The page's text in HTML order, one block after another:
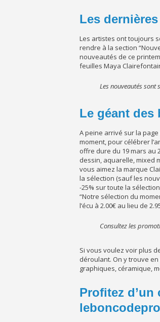
Les
Les artistes ont toujours
rendre à la section
nouveautés de ce
feuilles Maya
Les nouveautés sont
Le géant des
A peine arrivé sur la
moment, pour célébrer
offre dure du 19 mars au
dessin, aquarelle, mixed
vous aimez la marque
la sélection (sauf les
-25% sur toute la
“Notre sélection du
l’écu à 2.00€ au lieu de
Consultez les
Si vous voulez voir plus
déroulant. On y trouve
graphiques, céramique,
Profitez